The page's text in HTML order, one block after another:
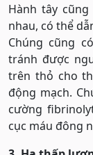
Hành tây
nhau, có thể
Chúng cũng
tránh được
trên thỏ cho
động mạch.
cường
cục máu đông